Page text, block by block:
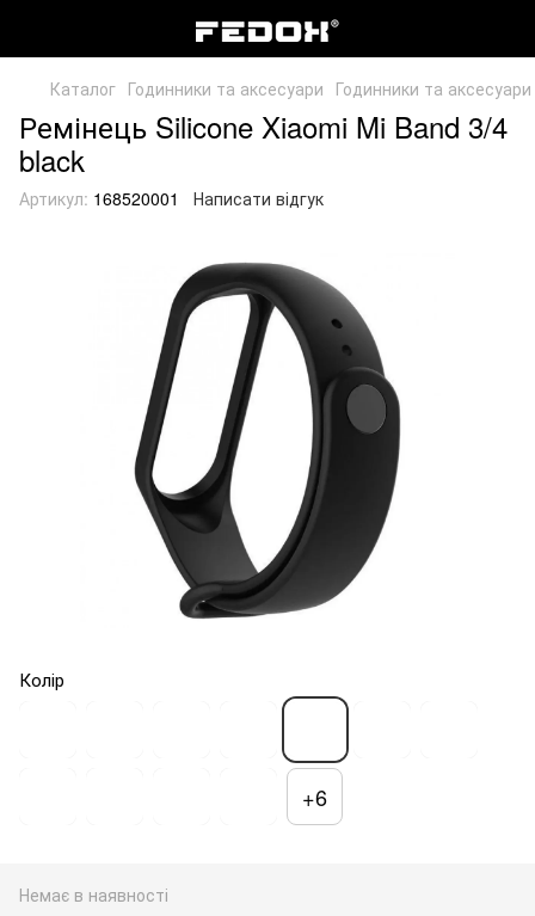
Каталог Годинники та аксесуари Годинники та
Ремінець Silicone Xiaomi Mi Band 3/4
black
Артикул: 168520001 Написати відгук
Колір
+6
Немає в наявності